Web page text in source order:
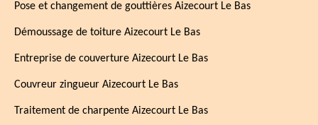
Pose et changement de gouttières Aizecourt Le Bas
Démoussage de toiture Aizecourt Le Bas
Entreprise de couverture Aizecourt Le Bas
Couvreur zingueur Aizecourt Le Bas
Traitement de charpente Aizecourt Le Bas